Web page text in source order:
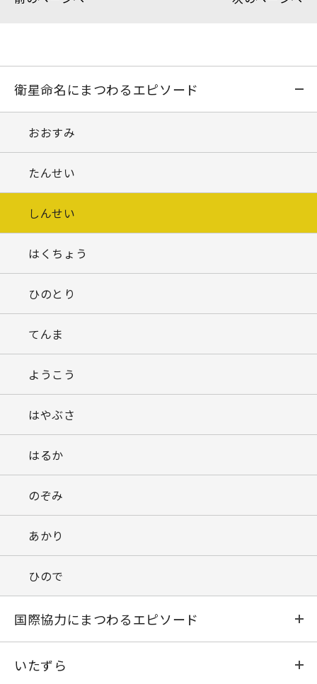
衛星命名にまつわるエピソード
おおすみ
たんせい
しんせい
はくちょう
ひのとり
てんま
ようこう
はやぶさ
はるか
のぞみ
あかり
ひので
国際協力にまつわるエピソード
さまざまな「ガイジン」模様
いたずら